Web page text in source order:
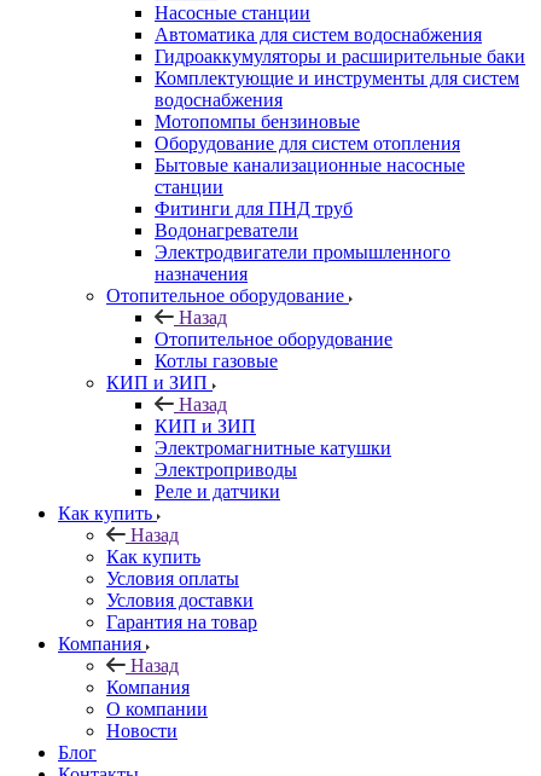
Насосные станции
Автоматика для систем водоснабжения
Гидроаккумуляторы и расширительные баки
Комплектующие и инструменты для систем
водоснабжения
Мотопомпы бензиновые
Оборудование для систем отопления
Бытовые канализационные насосные
станции
Фитинги для ПНД труб
Водонагреватели
Электродвигатели промышленного
назначения
Отопительное оборудование
Назад
Отопительное оборудование
Котлы газовые
КИП и ЗИП
Назад
КИП и ЗИП
Электромагнитные катушки
Электроприводы
Реле и датчики
Как купить
Назад
Как купить
Условия оплаты
Условия доставки
Гарантия на товар
Компания
Назад
Компания
О компании
Новости
Блог